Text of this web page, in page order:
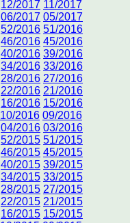
12/2017 11/2017
06/2017 05/2017
52/2016 51/2016
46/2016 45/2016
40/2016 39/2016
34/2016 33/2016
28/2016 27/2016
22/2016 21/2016
16/2016 15/2016
10/2016 09/2016
04/2016 03/2016
52/2015 51/2015
46/2015 45/2015
40/2015 39/2015
34/2015 33/2015
28/2015 27/2015
22/2015 21/2015
16/2015 15/2015